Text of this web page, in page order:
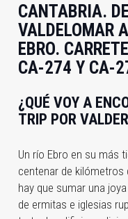
CANTABRIA.
VALDELOMAR
EBRO.
CA-274 Y CA-
¿QUÉ VOY A
TRIP POR
Un río Ebro en su más
centenar de
hay que sumar una
de ermitas e iglesias